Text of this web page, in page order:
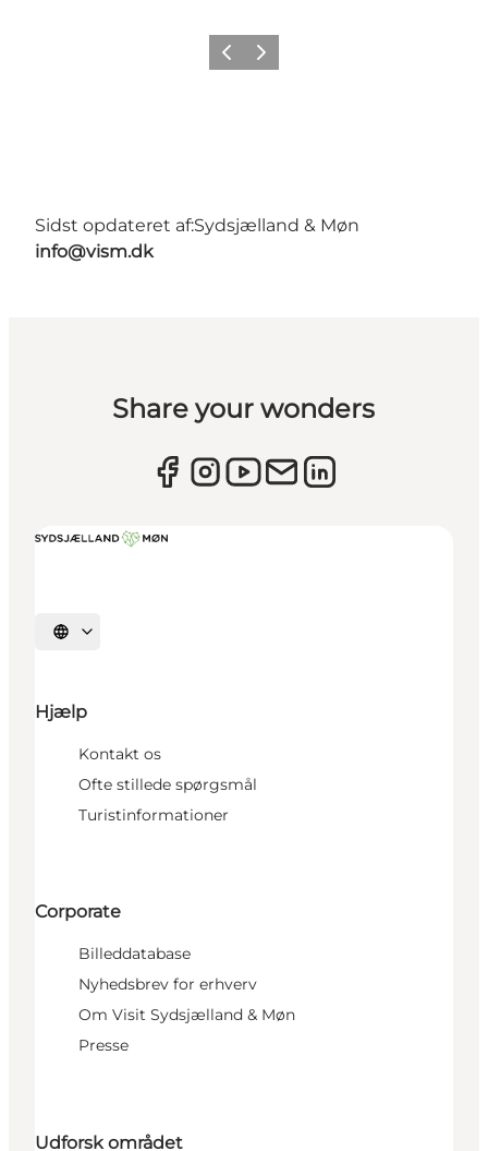
ForrigeNæste
Sidst opdateret af:Sydsjælland & Møn
info@vism.dk
Share your wonders
Vælg sprog
Hjælp
Kontakt os
Ofte stillede spørgsmål
Turistinformationer
Corporate
Billeddatabase
Nyhedsbrev for erhverv
Om Visit Sydsjælland & Møn
Presse
Udforsk området